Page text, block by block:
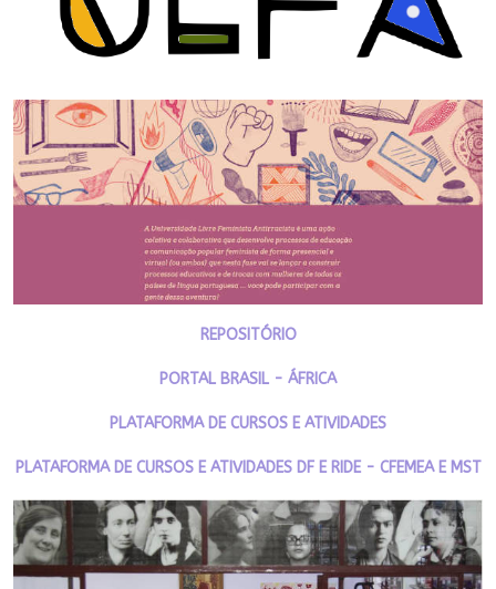
REPOSITÓRIO
PORTAL BRASIL - ÁFRICA
PLATAFORMA DE CURSOS E ATIVIDADES
PLATAFORMA DE CURSOS E ATIVIDADES DF E RIDE - CFEMEA E MST